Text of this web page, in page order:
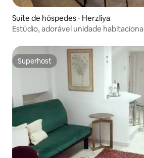
Suíte de hóspedes ⋅ Herzliya
Estúdio, adorável unidade habitacional
Superhost
Superhost